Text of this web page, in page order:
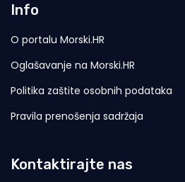
Info
O portalu Morski.HR
Oglašavanje na Morski.HR
Politika zaštite osobnih podataka
Pravila prenošenja sadržaja
Kontaktirajte nas